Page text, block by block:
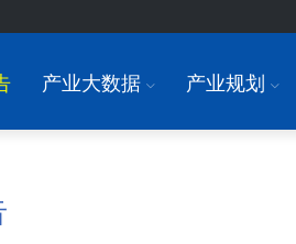
产业大数据 I 产业规划 I